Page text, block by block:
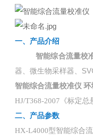
一、产品介绍
智能综合流量校
器、微生物采样器、
智能综合流量校准仪
HJ/T368-2007《标定总
二、产品参数
HX-L4000型智能综合